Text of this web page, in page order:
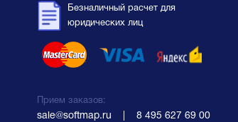
Безналичный расчет для
юридических лиц
Прием заказов:
sale@softmap.ru 8 495 627 69 00